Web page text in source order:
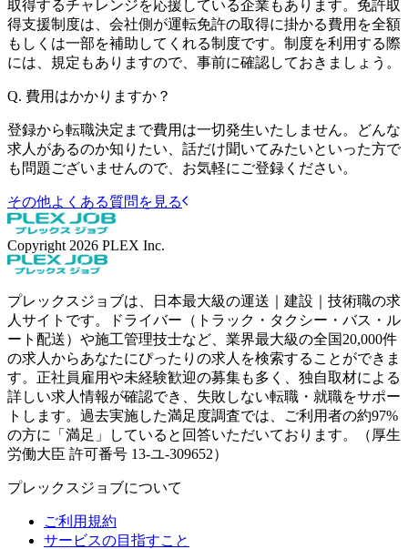
取得するチャレンジを応援している企業もあります。免許取
得支援制度は、会社側が運転免許の取得に掛かる費用を全額
もしくは一部を補助してくれる制度です。制度を利用する際
には、規定もありますので、事前に確認しておきましょう。
Q. 費用はかかりますか？
登録から転職決定まで費用は一切発生いたしません。どんな
求人があるのか知りたい、話だけ聞いてみたいといった方で
も問題ございませんので、お気軽にご登録ください。
その他よくある質問を見る
Copyright 2026 PLEX Inc.
プレックスジョブは、日本最大級の運送｜建設｜技術職の求
人サイトです。ドライバー（トラック・タクシー・バス・ル
ート配送）や施工管理技士など、業界最大級の全国20,000件
の求人からあなたにぴったりの求人を検索することができま
す。正社員雇用や未経験歓迎の募集も多く、独自取材による
詳しい求人情報が確認でき、失敗しない転職・就職をサポー
トします。過去実施した満足度調査では、ご利用者の約97%
の方に「満足」していると回答いただいております。（厚生
労働大臣 許可番号 13-ユ-309652）
プレックスジョブについて
ご利用規約
サービスの目指すこと